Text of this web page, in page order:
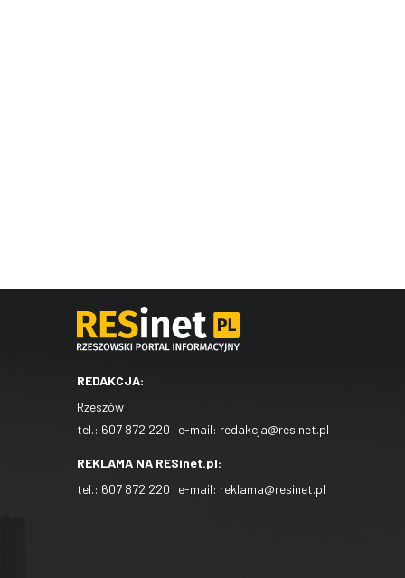
REDAKCJA:
Rzeszów
tel.: 607 872 220 | e-mail: redakcja@resinet.pl
REKLAMA NA RESinet.pl:
tel.: 607 872 220 | e-mail: reklama@resinet.pl